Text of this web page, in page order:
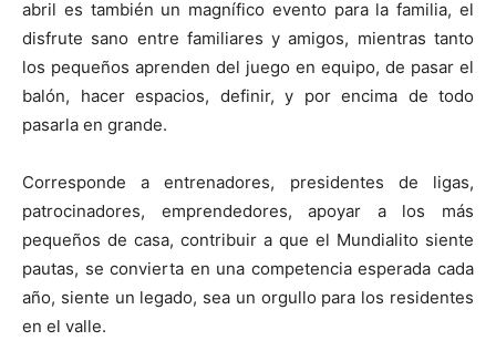
abril es también un magnífico evento para la familia, el
disfrute sano entre familiares y amigos, mientras tanto
los pequeños aprenden del juego en equipo, de pasar el
balón, hacer espacios, definir, y por encima de todo
pasarla en grande.
Corresponde a entrenadores, presidentes de ligas,
patrocinadores, emprendedores, apoyar a los más
pequeños de casa, contribuir a que el Mundialito siente
pautas, se convierta en una competencia esperada cada
año, siente un legado, sea un orgullo para los residentes
en el valle.